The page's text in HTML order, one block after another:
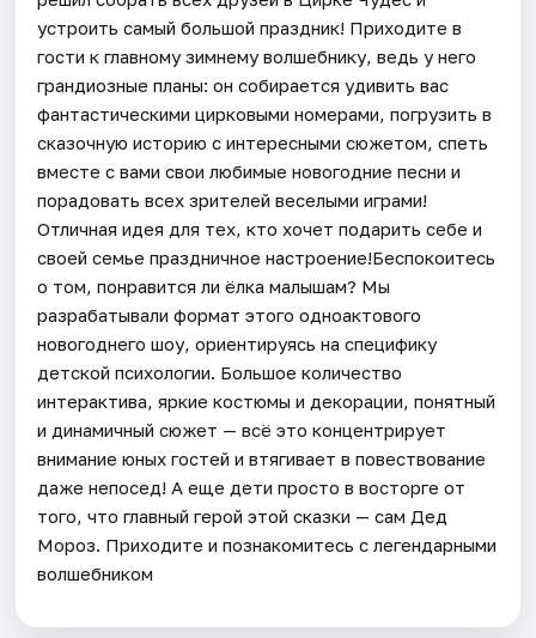
устроить самый большой праздник! Приходите в
гости к главному зимнему волшебнику, ведь у него
грандиозные планы: он собирается удивить вас
фантастическими цирковыми номерами, погрузить в
сказочную историю с интересными сюжетом, спеть
вместе с вами свои любимые новогодние песни и
порадовать всех зрителей веселыми играми!
Отличная идея для тех, кто хочет подарить себе и
своей семье праздничное настроение!Беспокоитесь
о том, понравится ли ёлка малышам? Мы
разрабатывали формат этого одноактового
новогоднего шоу, ориентируясь на специфику
детской психологии. Большое количество
интерактива, яркие костюмы и декорации, понятный
и динамичный сюжет — всё это концентрирует
внимание юных гостей и втягивает в повествование
даже непосед! А еще дети просто в восторге от
того, что главный герой этой сказки — сам Дед
Мороз. Приходите и познакомитесь с легендарными
волшебником